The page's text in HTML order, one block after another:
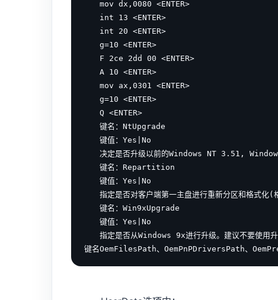
mov dx,0080 <ENTER>
int 13 <ENTER>
int 20 <ENTER>
g=10 <ENTER>
F 2ce 2dd 00 <ENTER>
A 10 <ENTER>
mov ax,0301 <ENTER>
g=10 <ENTER>
Q <ENTER>
键名：NtUpgrade
键值：Yes|No
决定是否升级以前的Windows NT 3.51,
键名：Repartition
键值：Yes|No
指定是否对客户端第一主盘进行重新分区和格式化(
键名：Win9xUpgrade
键值：Yes|No
指定是否从Windows 9x进行升级。建议不要使用升